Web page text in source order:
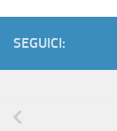
SEGUICI: